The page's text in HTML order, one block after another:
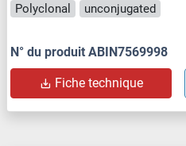
Polyclonal
unconjugated
N° du produit ABIN7569998
Fiche technique